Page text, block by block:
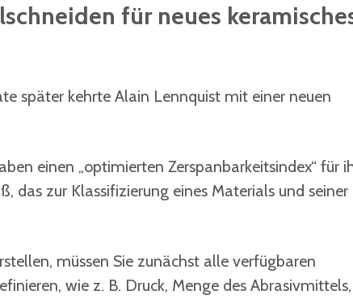
für neues
später kehrte Alain Lennquist mit einer neuen
einen „optimierten Zerspanbarkeitsindex“ für
das zur Klassifizierung eines Materials und seiner
müssen Sie zunächst alle verfügbaren
wie z. B. Druck, Menge des Abrasivmittels,